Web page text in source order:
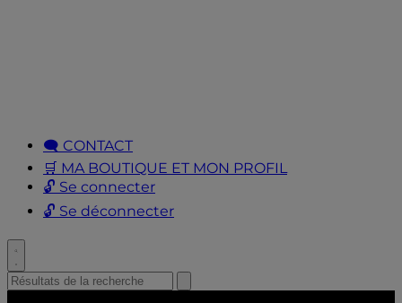
🗨️ CONTACT
🛒 MA BOUTIQUE ET MON PROFIL
🔓 Se connecter
🔓 Se déconnecter
Toggle
search
Search
for:
search